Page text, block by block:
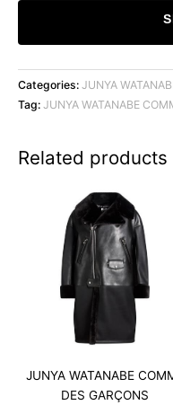
Categories: JUNYA
Tag: JUNYA WATANABE
Related products
JUNYA WATANABE
DES GARÇONS